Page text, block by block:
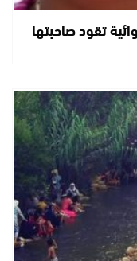
تقود صاحبتها